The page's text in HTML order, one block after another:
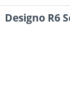
Designo R6